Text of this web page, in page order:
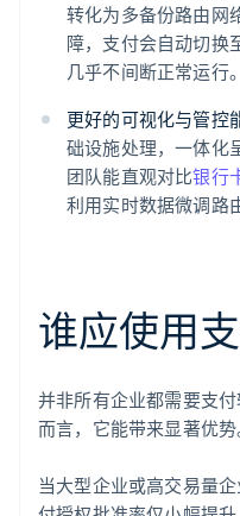
转化为多备份路由网
障，支付会自动切换
几乎不间断正常运行。
更好的可视化与管控
础设施处理，一体化
团队能直观对比银行
利用实时数据微调路
谁应使用
并非所有企业都需要支
而言，它能带来显著优势
当大型企业或高交易量